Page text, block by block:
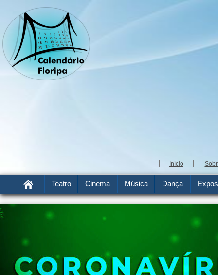
Início
Teatro Cinema Música Dança